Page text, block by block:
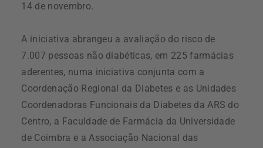
14 de novembro.
A iniciativa abrangeu a avaliação do risco de
7.007 pessoas não diabéticas, em 225 farmácias
aderentes, numa iniciativa conjunta com a
Coordenação Regional da Diabetes e as Unidades
Coordenadoras Funcionais da Diabetes da ARS do
Centro, a Faculdade de Farmácia da Universidade
de Coimbra e a Associação Nacional das